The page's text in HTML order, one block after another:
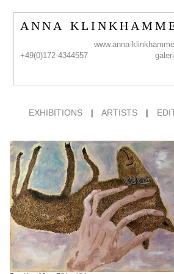
A N N A K L I N K H A M M
www.anna-
+49(0)172-4344557
EXHIBITIONS | ARTISTS |